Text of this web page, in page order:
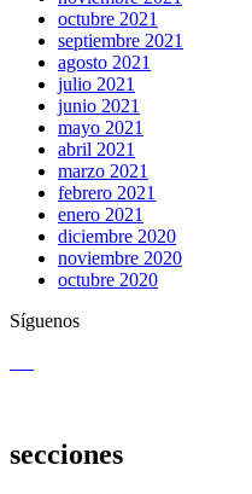
octubre 2021
septiembre 2021
agosto 2021
julio 2021
junio 2021
mayo 2021
abril 2021
marzo 2021
febrero 2021
enero 2021
diciembre 2020
noviembre 2020
octubre 2020
Síguenos
secciones